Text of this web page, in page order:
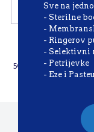
ENRICHMENT
BROTH
USDA-
500 g
Sve na
- Sterilne
-
- Ringerov
- Selektivni
- Petrijevke
- Eze i